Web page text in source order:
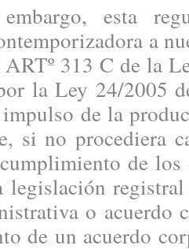
esta
a
313 C de la
la Ley 24/2005
de la
si no procediera
de los
legislación
o acuerdo
de un acuerdo